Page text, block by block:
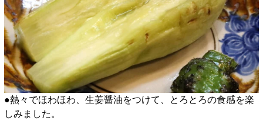
●熱々でほわほわ、生姜醤油をつけて、とろとろの食感を楽
しみました。